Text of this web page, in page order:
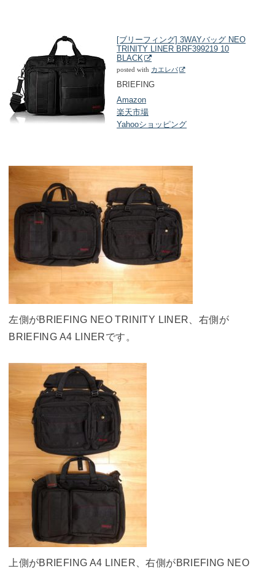
[ブリーフィング] 3WAYバッグ NEO
TRINITY LINER BRF399219 10
BLACK
posted with カエレバ
BRIEFING
Amazon
楽天市場
Yahooショッピング
左側がBRIEFING NEO TRINITY LINER、右側が
BRIEFING A4 LINERです。
上側がBRIEFING A4 LINER、右側がBRIEFING NEO